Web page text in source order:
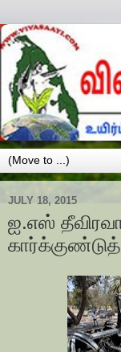
JULY 18, 2015
ஐ.எஸ்
கார்க்குண்டுத்